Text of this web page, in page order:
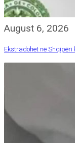
August 6, 2026
Ekstradohet në Shqipëri